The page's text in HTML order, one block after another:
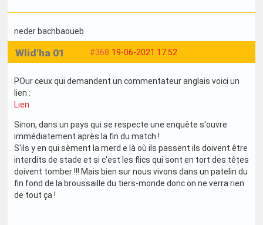
neder bachbaoueb
#368 19-06-2021 17:52
Wlid'ha 01
POur ceux qui demandent un commentateur anglais voici un
lien :
Lien
Sinon, dans un pays qui se respecte une enquête s'ouvre
immédiatement après la fin du match !
S'ils y en qui sèment la merd e là où ils passent ils doivent être
interdits de stade et si c'est les flics qui sont en tort des têtes
doivent tomber !!! Mais bien sur nous vivons dans un patelin du
fin fond de la broussaille du tiers-monde donc on ne verra rien
de tout ça !